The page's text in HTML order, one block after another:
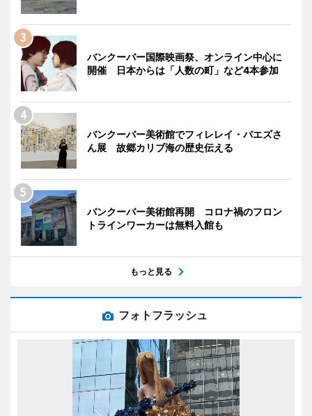
バンクーバー国際映画祭、オンライン中心に
開催 日本からは「人数の町」など4本参加
バンクーバー美術館でフィレレイ・バエズさ
ん展 故郷カリブ海の歴史伝える
バンクーバー美術館再開 コロナ禍のフロン
トラインワーカーは無料入館も
もっと見る
フォトフラッシュ